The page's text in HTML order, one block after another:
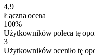
4,9
Łączna ocena
100%
Użytkowników poleca tę
3
Użytkowników oceniło tę